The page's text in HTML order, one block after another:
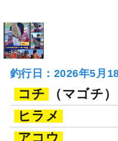
釣行日：2026年5月
コチ
（マゴチ）
ヒラメ
アコウ